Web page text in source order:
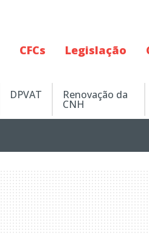
CFCs Legislação
DPVAT Renovação da
CNH